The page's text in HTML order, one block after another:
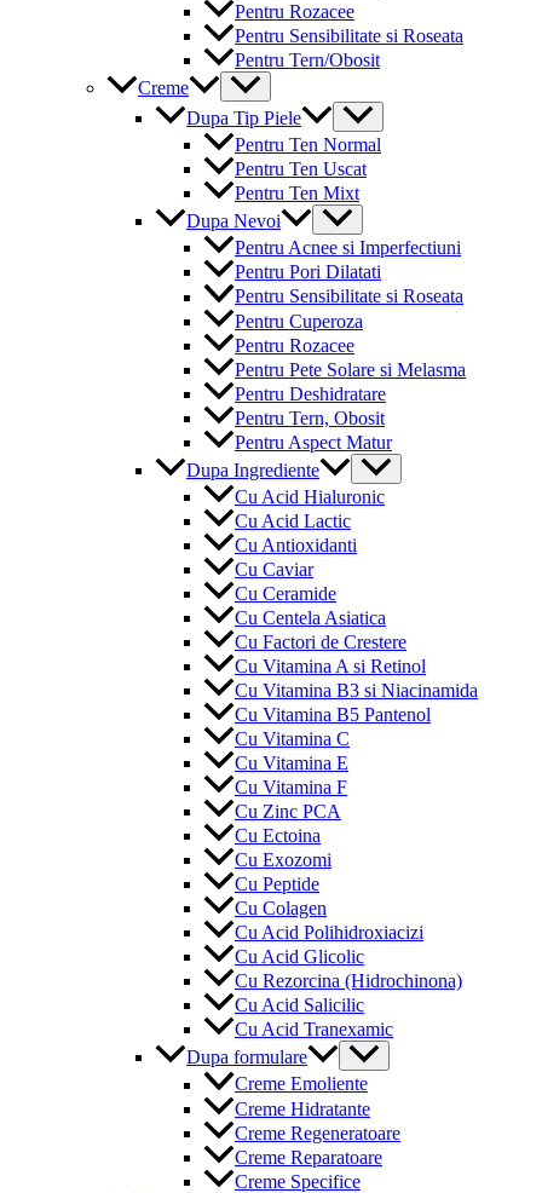
Pentru Rozacee
Pentru Sensibilitate si Roseata
Pentru Tern/Obosit
Creme
Menu
Toggle
Dupa Tip Piele
Menu
Toggle
Pentru Ten Normal
Pentru Ten Uscat
Pentru Ten Mixt
Dupa Nevoi
Menu
Toggle
Pentru Acnee si Imperfectiuni
Pentru Pori Dilatati
Pentru Sensibilitate si Roseata
Pentru Cuperoza
Pentru Rozacee
Pentru Pete Solare si Melasma
Pentru Deshidratare
Pentru Tern, Obosit
Pentru Aspect Matur
Dupa Ingrediente
Menu
Toggle
Cu Acid Hialuronic
Cu Acid Lactic
Cu Antioxidanti
Cu Caviar
Cu Ceramide
Cu Centela Asiatica
Cu Factori de Crestere
Cu Vitamina A si Retinol
Cu Vitamina B3 si Niacinamida
Cu Vitamina B5 Pantenol
Cu Vitamina C
Cu Vitamina E
Cu Vitamina F
Cu Zinc PCA
Cu Ectoina
Cu Exozomi
Cu Peptide
Cu Colagen
Cu Acid Polihidroxiacizi
Cu Acid Glicolic
Cu Rezorcina (Hidrochinona)
Cu Acid Salicilic
Cu Acid Tranexamic
Dupa formulare
Menu
Toggle
Creme Emoliente
Creme Hidratante
Creme Regeneratoare
Creme Reparatoare
Creme Specifice